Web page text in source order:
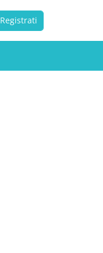
Registrati